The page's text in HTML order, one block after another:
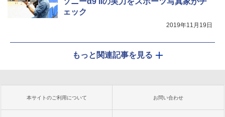
ェック
2019年11月19日
もっと関連記事を見る
本サイトのご利用について お問い合わせ